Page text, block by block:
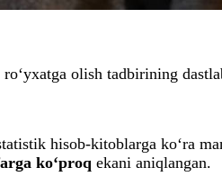
olish tadbirining
hisob-kitoblarga ko‘ra
ko‘proq ekani aniqlangan.